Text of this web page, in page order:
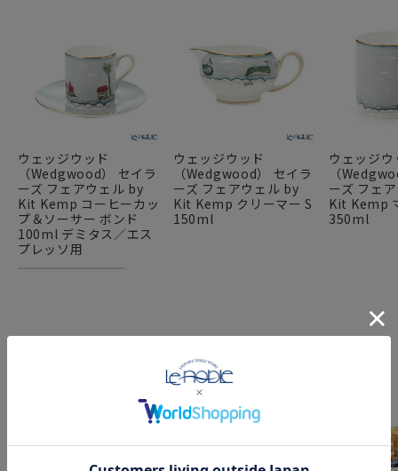
ウェッジウッド
（Wedgwood） セイラ
ーズ フェアウェル by
Kit Kemp コーヒーカッ
プ＆ソーサー ボンド
100ml デミタス／エス
プレッソ用
ウェッジウッド
（Wedgwood） セイラ
ーズ フェアウェル by
Kit Kemp クリーマー S
150ml
ウェッジウ
（
ーズ フェ
Kit Kemp
350ml
特集